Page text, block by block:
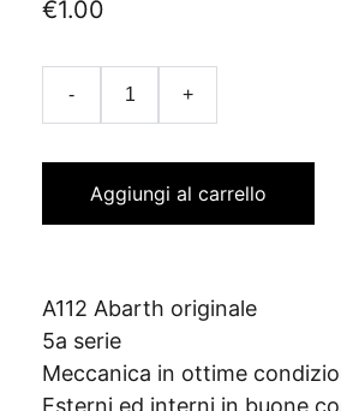
€1.00
- +
Aggiungi al carrello
A112 Abarth originale
5a serie
Meccanica in ottime
Esterni ed interni in buone